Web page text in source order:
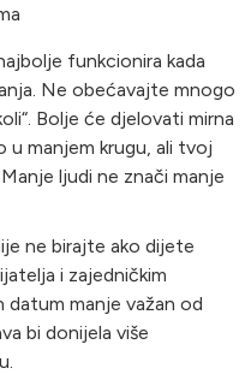
funkcionira kada
Ne obećavajte mnogo
Bolje će djelovati mirna
u manjem krugu, ali tvoj
ljudi ne znači manje
ne birajte ako dijete
i zajedničkim
manje važan od
bi donijela više